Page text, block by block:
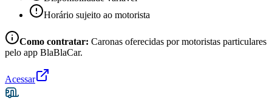
Horário sujeito ao motorista
Como contratar: Caronas oferecidas por motoristas particulares
pelo app BlaBlaCar.
Acessar